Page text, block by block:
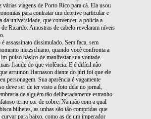
várias viagens de Porto Rico para cá. Ela usou
para contratar um detetive particular e
da universidade, que convenceu a polícia a
Ricardo. Amostras de cabelo revelaram níveis
é assassinato dissimulado. Sem faca, sem
nietzschiano, quando você confronta a
pulso básico de manifestar sua vontade.
fraude do que violência. E é difícil não
arruinou Harnason diante do júri foi que ele
personagem. Sua aparência é vagamente
deve ser de ter visto a foto dele no jornal,
de alguém tão deliberadamente estranho.
terno cor de cobre. Na mão com a qual
bilhetes, as unhas são tão compridas que
curvar para baixo, como as de um imperador